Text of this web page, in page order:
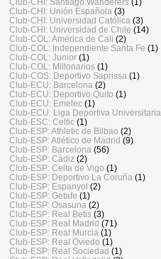
Club-CHI: Santiago Wanderers (1)
Club-CHI: Unión Española (3)
Club-CHI: Universidad Católica (3)
Club-CHI: Universidad de Chile (14)
Club-COL: América de Cali (2)
Club-COL: Independiente Santa Fe (1)
Club-COL: Junior (1)
Club-COL: Millonarios (1)
Club-COS: Deportivo Saprissa (1)
Club-ECU: Barcelona (2)
Club-ECU: Deportivo Quito (1)
Club-ECU: Emelec (1)
Club-ECU: Liga Deportiva Universitaria
Club-ESC: Celtic (1)
Club-ESP: Athletic de Bilbao (2)
Club-ESP: Atlético de Madrid (9)
Club-ESP: Barcelona (56)
Club-ESP: Cádiz (2)
Club-ESP: Celta de Vigo (1)
Club-ESP: Deportivo La Coruña (1)
Club-ESP: Espanyol (2)
Club-ESP: Getafe (1)
Club-ESP: Osasuna (2)
Club-ESP: Real Betis (3)
Club-ESP: Real Madrid (71)
Club-ESP: Real Murcia (1)
Club-ESP: Real Oviedo (1)
Club-ESP: Real Sociedad (1)